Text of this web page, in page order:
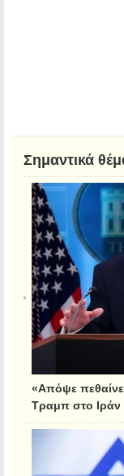
Σημαντικά
«Απόψε
Τραμπ στο Ιράν